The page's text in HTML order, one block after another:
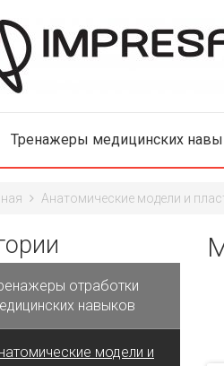
Тренажеры медицинских
Анатомические модели и
отработки
навыков
модели и